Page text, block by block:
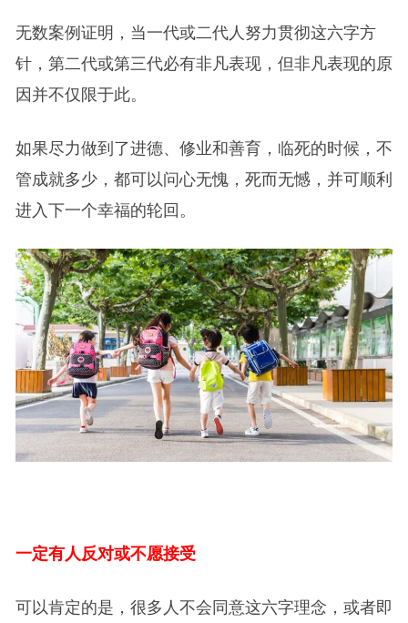
无数案例证明，当一代或二代人努力贯彻这六字方
针，第二代或第三代必有非凡表现，但非凡表现的原
因并不仅限于此。
如果尽力做到了进德、修业和善育，临死的时候，不
管成就多少，都可以问心无愧，死而无憾，并可顺利
进入下一个幸福的轮回。
一定有人反对或不愿接受
可以肯定的是，很多人不会同意这六字理念，或者即